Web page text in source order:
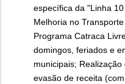
específica da "Linha
Melhoria no
Programa Catraca
domingos, feriados e
municipais;
evasão de receita